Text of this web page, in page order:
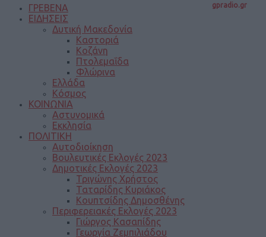
gpradio.gr
ΓΡΕΒΕΝΑ
ΕΙΔΗΣΕΙΣ
Δυτική Μακεδονία
Καστοριά
Κοζάνη
Πτολεμαΐδα
Φλώρινα
Ελλάδα
Κόσμος
ΚΟΙΝΩΝΙΑ
Αστυνομικά
Εκκλησία
ΠΟΛΙΤΙΚΗ
Αυτοδιοίκηση
Βουλευτικές Εκλογές 2023
Δημοτικές Εκλογές 2023
Τριγώνης Χρήστος
Ταταρίδης Κυριάκος
Κουπτσίδης Δημοσθένης
Περιφερειακές Εκλογές 2023
Γιώργος Κασαπίδης
Γεωργία Ζεμπιλιάδου